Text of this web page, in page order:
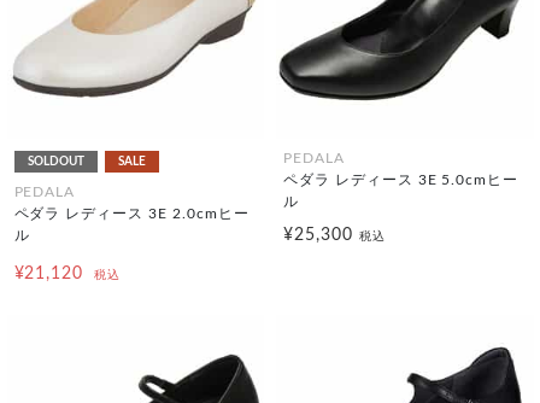
SOLDOUT SALE
PEDALA
ペダラ レディース 3E 2.0cmヒー
ル
¥21,120 税込
PEDALA
ペダラ レディース 3E 5.0cmヒー
ル
¥25,300 税込